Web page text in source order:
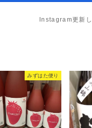
Instagram更新
みずはた便り